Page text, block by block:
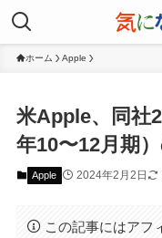
ホーム Apple
米Apple、同社
年10〜12月期
Apple 2024年2月2日
この記事にはアフ